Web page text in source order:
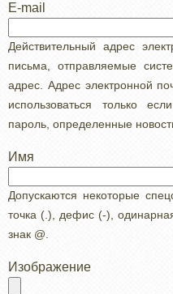
E-
Действительный адрес
письма, отправляемые
адрес. Адрес электронной
использоваться только
пароль, определенные
Имя
Допускаются некоторые
точка (.), дефис (-),
знак @.
Изображение